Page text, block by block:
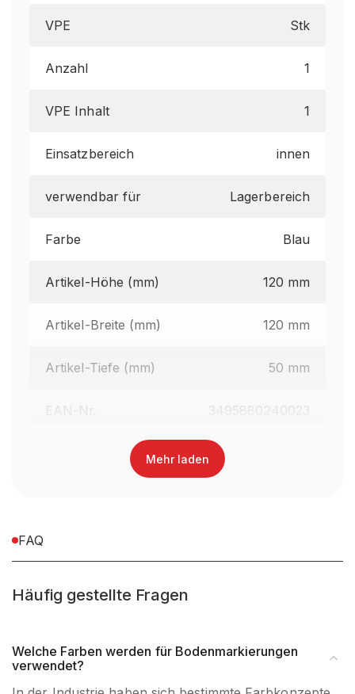
VPE Stk
Anzahl 1
VPE Inhalt 1
Einsatzbereich innen
verwendbar für Lagerbereich
Farbe Blau
Artikel-Höhe (mm) 120 mm
Artikel-Breite (mm) 120 mm
Artikel-Tiefe (mm) 50 mm
EAN-Nr. 3495880240023
Mehr laden
FAQ
Häufig gestellte Fragen
Welche Farben werden für Bodenmarkierungen
verwendet?